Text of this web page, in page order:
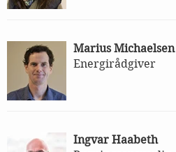
Marius Michaelsen
Energirådgiver
Ingvar Haabeth